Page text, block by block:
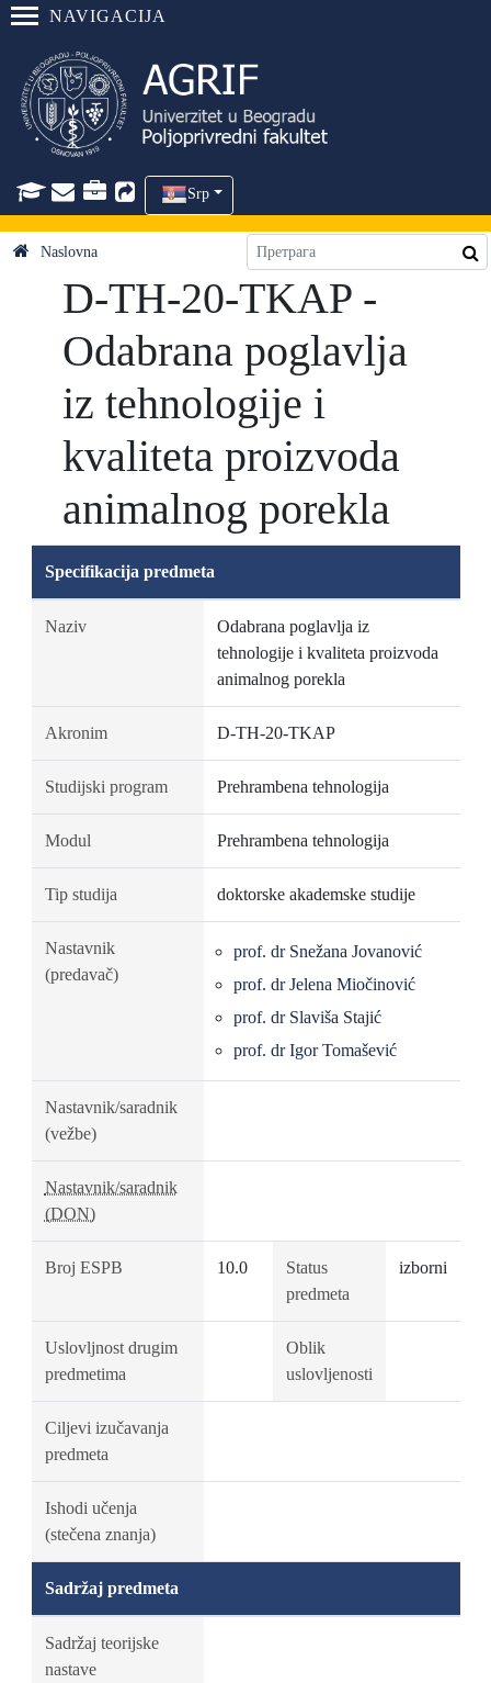
NAVIGACIJA
Srp
Naslovna
D-TH-20-TKAP -
Odabrana poglavlja
iz tehnologije i
kvaliteta proizvoda
animalnog porekla
Specifikacija predmeta
Naziv
Odabrana poglavlja iz
tehnologije i kvaliteta proizvoda
animalnog porekla
Akronim D-TH-20-TKAP
Studijski program Prehrambena tehnologija
Modul Prehrambena tehnologija
Tip studija doktorske akademske studije
Nastavnik
(predavač)
prof. dr Snežana Jovanović
prof. dr Jelena Miočinović
prof. dr Slaviša Stajić
prof. dr Igor Tomašević
Nastavnik/saradnik
(vežbe)
Nastavnik/saradnik
(DON)
Broj ESPB 10.0
Status
predmeta
izborni
Uslovljnost drugim
predmetima
Oblik
uslovljenosti
Ciljevi izučavanja
predmeta
Ishodi učenja
(stečena znanja)
Sadržaj predmeta
Sadržaj teorijske
nastave